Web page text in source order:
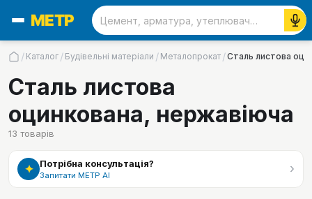
/ Каталог / Будівельні матеріали / Металопрокат /Сталь листова
Сталь листова
оцинкована, нержавіюча
13 товарів
✦ Потрібна консультація?
Запитати МЕТР АІ ›